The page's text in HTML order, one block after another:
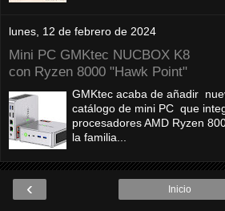
lunes, 12 de febrero de 2024
Mini PC GMKtec NUCBOX K8
con Ryzen 8000 "Hawk Point"
GMKtec acaba de añadir
catálogo de mini PC que
procesadores AMD Ryzen
la familia...
‹ Inicio